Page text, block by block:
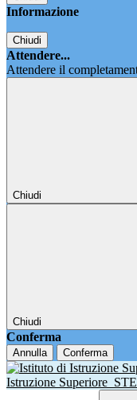
Informazione
Chiudi
Attendere...
Attendere il
Chiudi
Chiudi
Conferma
Annulla Conferma
Istruzione Superiore